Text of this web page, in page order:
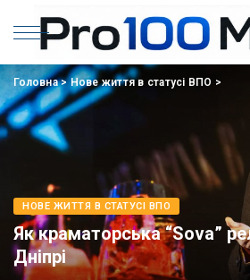
Головна>Нове життя в статусі ВПО >
НОВЕ ЖИТТЯ В СТАТУСІ ВПО
Як краматорська “Sova”
Дніпрі